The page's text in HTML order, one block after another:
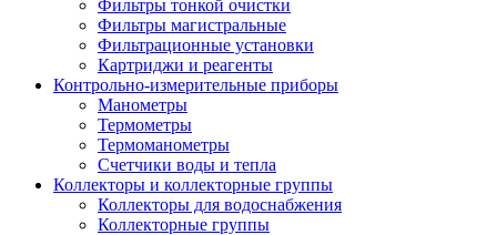
Фильтры тонкой очистки
Фильтры магистральные
Фильтрационные установки
Картриджи и реагенты
Контрольно-измерительные приборы
Манометры
Термометры
Термоманометры
Счетчики воды и тепла
Коллекторы и коллекторные группы
Коллекторы для водоснабжения
Коллекторные группы